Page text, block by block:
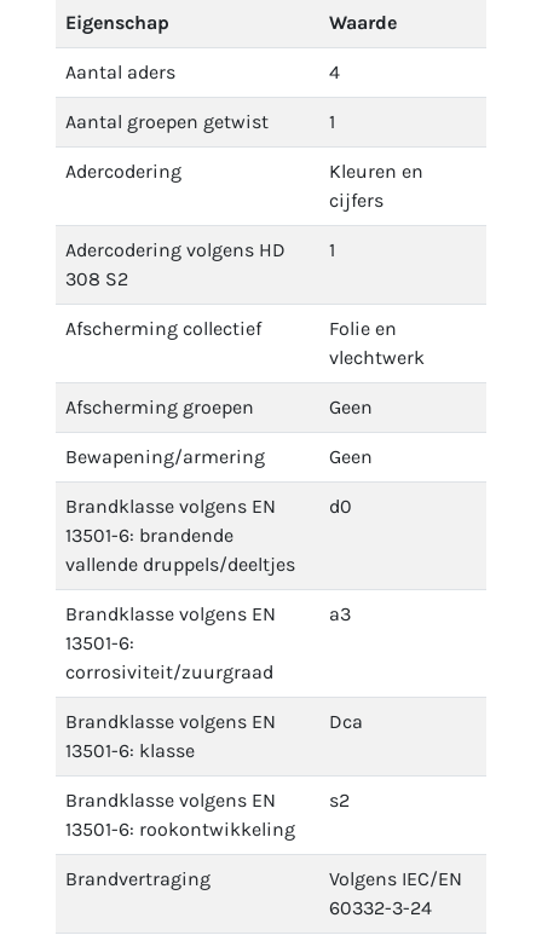
Eigenschap Waarde
Aantal aders 4
Aantal groepen getwist 1
Adercodering
Kleuren en
cijfers
Adercodering volgens HD
308 S2
1
Afscherming collectief
Folie en
vlechtwerk
Afscherming groepen Geen
Bewapening/armering Geen
Brandklasse volgens EN
13501-6: brandende
vallende druppels/deeltjes
d0
Brandklasse volgens EN
13501-6:
corrosiviteit/zuurgraad
a3
Brandklasse volgens EN
13501-6: klasse
Dca
Brandklasse volgens EN
13501-6: rookontwikkeling
s2
Brandvertraging
Volgens IEC/EN
60332-3-24